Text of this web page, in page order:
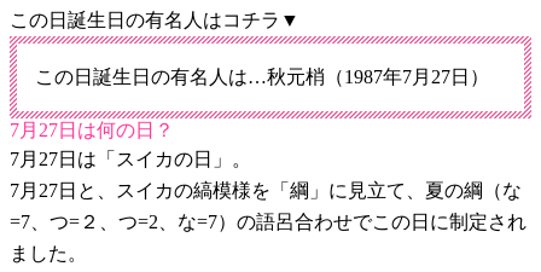
この日誕生日の有名人はコチラ▼
この日誕生日の有名人は…秋元梢（1987年7月27日）
7月27日は何の日？
7月27日は「スイカの日」。
7月27日と、スイカの縞模様を「綱」に見立て、夏の綱（な
=7、つ=２、つ=2、な=7）の語呂合わせでこの日に制定され
ました。